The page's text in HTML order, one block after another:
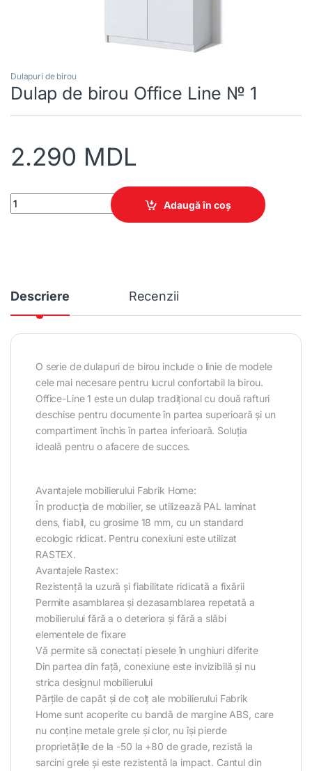
Dulapuri de birou
Dulap de birou Office Line № 1
2.290 MDL
Dulap de birou Office Line № 1 quantity
Adaugă în coș
Descriere Recenzii
O serie de dulapuri de birou include o linie de modele
cele mai necesare pentru lucrul confortabil la birou.
Office-Line 1 este un dulap tradițional cu două rafturi
deschise pentru documente în partea superioară și un
compartiment închis în partea inferioară. Soluția
ideală pentru o afacere de succes.
Avantajele mobilierului Fabrik Home:
În producția de mobilier, se utilizează PAL laminat
dens, fiabil, cu grosime 18 mm, cu un standard
ecologic ridicat. Pentru conexiuni este utilizat
RASTEX.
Avantajele Rastex:
Rezistență la uzură și fiabilitate ridicată a fixării
Permite asamblarea și dezasamblarea repetată a
mobilierului fără a o deteriora și fără a slăbi
elementele de fixare
Vă permite să conectați piesele în unghiuri diferite
Din partea din față, conexiune este invizibilă și nu
strica designul mobilierului
Părțile de capăt și de colț ale mobilierului Fabrik
Home sunt acoperite cu bandă de margine ABS, care
nu conține metale grele și clor, nu își pierde
proprietățile de la -50 la +80 de grade, rezistă la
sarcini grele și este rezistentă la impact. Cantul din